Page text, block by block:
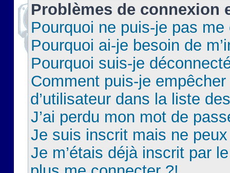
Problèmes de connexion
Pourquoi ne puis-je pas
Pourquoi ai-je besoin de
Pourquoi suis-je
Comment puis-je
d’utilisateur dans la liste
J’ai perdu mon mot de
Je suis inscrit mais ne
Je m’étais déjà inscrit par